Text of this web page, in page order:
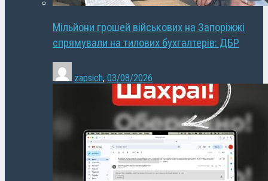
Мільйони грошей військових на Запоріжжі
спрямували на тилових бухгалтерів: ДБР
zapsich, 03/08/2026